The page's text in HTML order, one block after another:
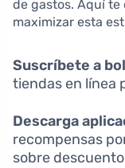
de gastos. Aquí te
maximizar esta
Suscríbete a
tiendas en línea
Descarga
recompensas
sobre